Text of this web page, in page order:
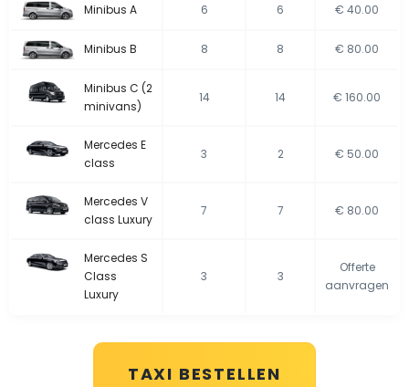
Minibus A 6 6 € 40.00
Minibus B 8 8 € 80.00
Minibus C (2
minivans)
14 14 € 160.00
Mercedes E
class
3 2 € 50.00
Mercedes V
class Luxury
7 7 € 80.00
Mercedes S
Class
Luxury
3 3
Offerte
aanvragen
TAXI BESTELLEN